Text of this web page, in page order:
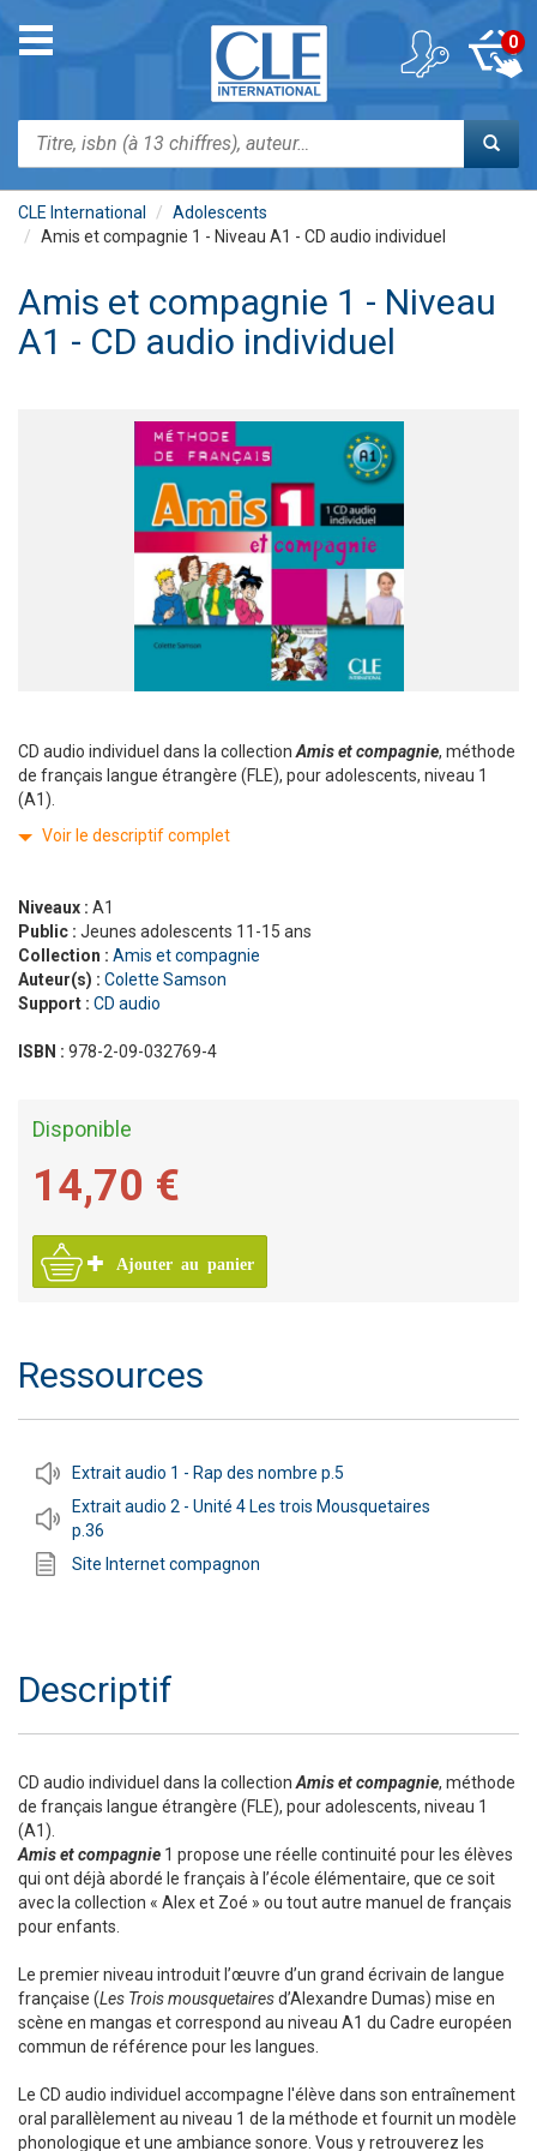
contenu
Toggle
navigation
Rechercher
0
CLE International
Adolescents
Amis et compagnie 1 - Niveau A1 - CD audio individuel
Amis et compagnie 1 - Niveau
A1 - CD audio individuel
CD audio individuel dans la collection Amis et compagnie, méthode
de français langue étrangère (FLE), pour adolescents, niveau 1
(A1).
Voir le descriptif complet
Niveaux : A1
Public : Jeunes adolescents 11-15 ans
Collection : Amis et compagnie
Auteur(s) : Colette Samson
Support : CD audio
ISBN : 978-2-09-032769-4
Disponible
14,70 €
Ajouter au panier
Ressources
Extrait audio 1 - Rap des nombre p.5
Extrait audio 2 - Unité 4 Les trois Mousquetaires
p.36
Site Internet compagnon
Descriptif
CD audio individuel dans la collection Amis et compagnie, méthode
de français langue étrangère (FLE), pour adolescents, niveau 1
(A1).
Amis et compagnie 1 propose une réelle continuité pour les élèves
qui ont déjà abordé le français à l’école élémentaire, que ce soit
avec la collection « Alex et Zoé » ou tout autre manuel de français
pour enfants.
Le premier niveau introduit l’œuvre d’un grand écrivain de langue
française (Les Trois mousquetairesd’Alexandre Dumas) mise en
scène en mangas et correspond au niveau A1 du Cadre européen
commun de référence pour les langues.
Le CD audio individuel accompagne l'élève dans son entraînement
oral parallèlement au niveau 1 de la méthode et fournit un modèle
phonologique et une ambiance sonore. Vous y retrouverez les